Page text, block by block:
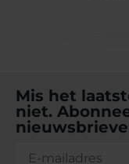
Mis het
niet.